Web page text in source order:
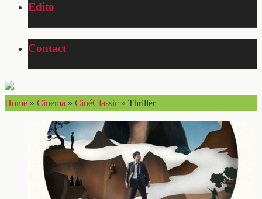
Edito
Contact
Home » Cinema » CinéClassic » Thriller